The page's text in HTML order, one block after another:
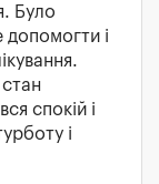
Було
допомогти і
стан
спокій і
і